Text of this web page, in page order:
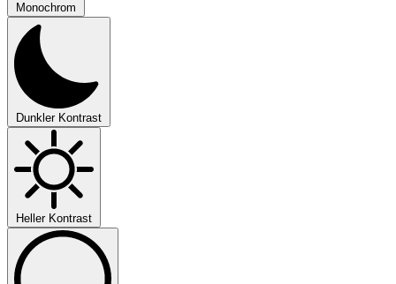
Monochrom
Dunkler Kontrast
Heller Kontrast